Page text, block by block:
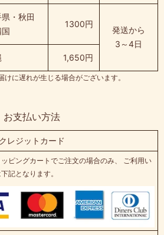
・秋田
1300円
発送から
3～4日
1,650円
けに遅れが生じる場合がございます。
お支払い方法
クレジットカード
ピングカートでご注文の場合のみ、 ご利用い
記となります。